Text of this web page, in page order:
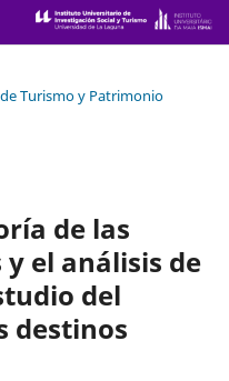
de Turismo y Patrimonio
de las
el análisis de
del
destinos